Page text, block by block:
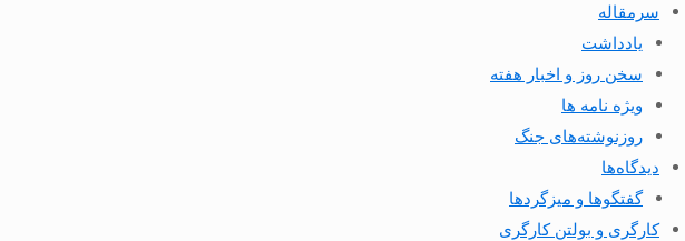
سرمقاله
یادداشت
سخن روز و اخبار هفته
ویژه نامه ها
روزنوشته‌های جنگ
دیدگاه‌ها
گفتگوها و میزگردها
کارگری و بولتن کارگری